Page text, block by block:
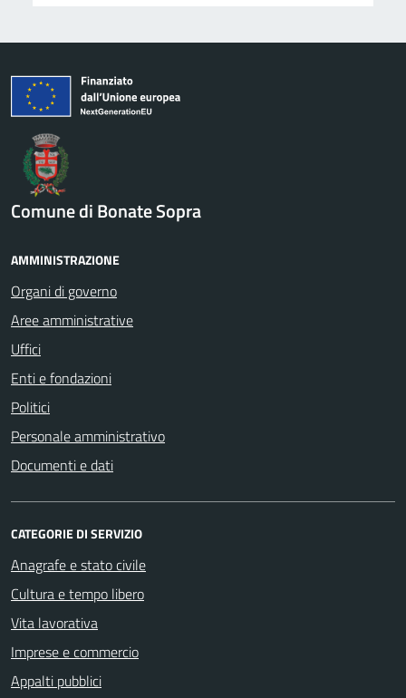
Comune di Bonate Sopra
AMMINISTRAZIONE
Organi di governo
Aree amministrative
Uffici
Enti e fondazioni
Politici
Personale amministrativo
Documenti e dati
CATEGORIE DI SERVIZIO
Anagrafe e stato civile
Cultura e tempo libero
Vita lavorativa
Imprese e commercio
Appalti pubblici